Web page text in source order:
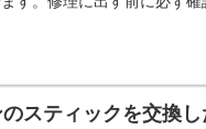
スティックを交換